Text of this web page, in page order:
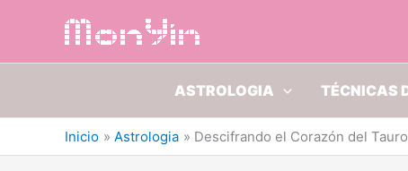
ASTROLOGIA TÉCNICAS
Inicio Astrologia Descifrando el Corazón del